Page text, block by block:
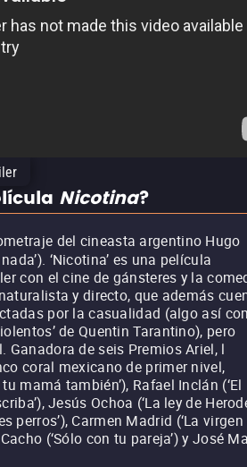
Nicotina?
del cineasta argentino Hugo
‘Nicotina’ es una película
con el cine de gánsteres y la
y directo, que además
por la casualidad (algo así
de Quentin Tarantino), pero
Ganadora de seis Premios Ariel, l
coral mexicano de primer nivel,
mamá también’), Rafael Inclán (‘El
Jesús Ochoa (‘La ley de
perros’), Carmen Madrid (‘La virgen
(‘Sólo con tu pareja’) y José